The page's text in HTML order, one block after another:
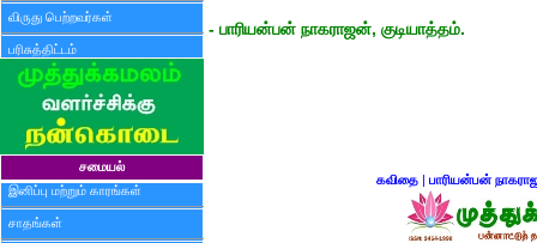
விருது பெற்றவர்கள்
பரிசுத்திட்டம்
சமையல்
இனிப்பு மற்றும் காரங்கள்
சாதங்கள்
- பாரியன்பன் நாகராஜன், குடியாத்தம்.
கவிதை| பாரியன்பன்